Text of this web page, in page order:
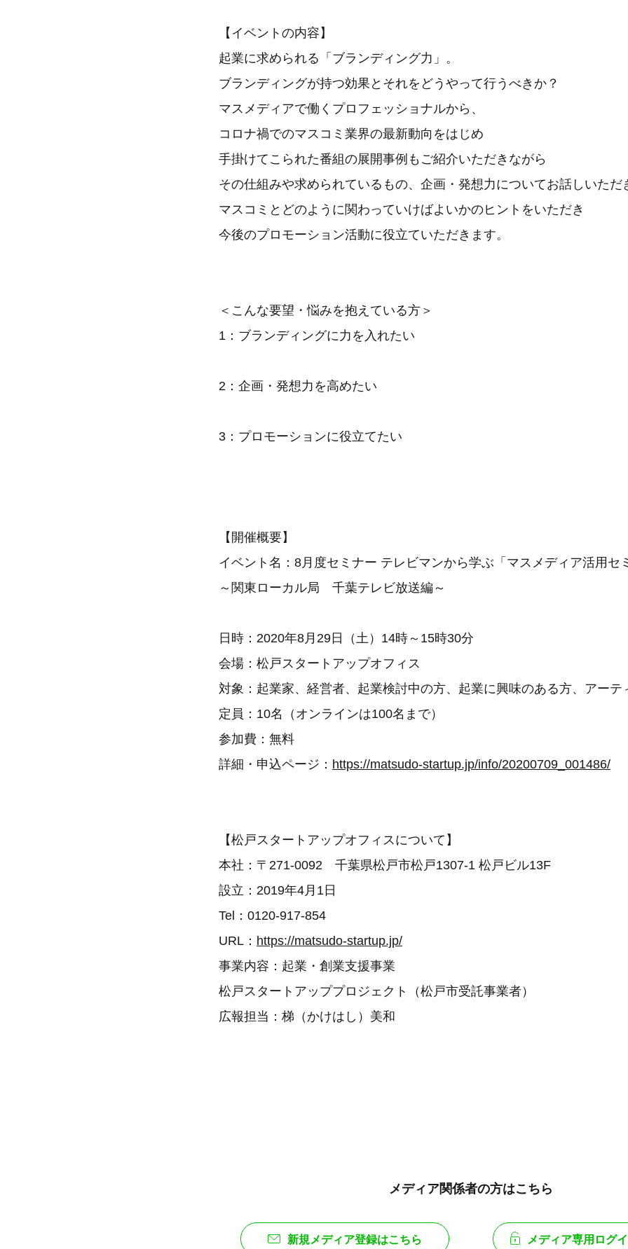
【イベントの内容】
起業に求められる「ブランディング力」。
ブランディングが持つ効果とそれをどうやって行うべきか？
マスメディアで働くプロフェッショナルから、
コロナ禍でのマスコミ業界の最新動向をはじめ
手掛けてこられた番組の展開事例もご紹介いただきながら
その仕組みや求められているもの、企画・発想力についてお話しいただ
マスコミとどのように関わっていけばよいかのヒントをいただき
今後のプロモーション活動に役立ていただきます。
＜こんな要望・悩みを抱えている方＞
1：ブランディングに力を入れたい
2：企画・発想力を高めたい
3：プロモーションに役立てたい
【開催概要】
イベント名：8月度セミナー テレビマンから学ぶ「マスメディア活用セ
～関東ローカル局 千葉テレビ放送編～
日時：2020年8月29日（土）14時～15時30分
会場：松戸スタートアップオフィス
対象：起業家、経営者、起業検討中の方、起業に興味のある方、アーテ
定員：10名（オンラインは100名まで）
参加費：無料
詳細・申込ページ： https://matsudo-startup.jp/info/20200709_001486/
【松戸スタートアップオフィスについて】
本社：〒271-0092 千葉県松戸市松戸1307-1 松戸ビル13F
設立：2019年4月1日
Tel：0120-917-854
URL： https://matsudo-startup.jp/
事業内容：起業・創業支援事業
松戸スタートアッププロジェクト（松戸市受託事業者）
広報担当：梯（かけはし）美和
メディア関係者の方はこちら
新規メディア登録はこちら メディア専用ログ